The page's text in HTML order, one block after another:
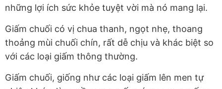
những lợi ích sức khỏe tuyệt vời mà nó mang lại.
Giấm chuối có vị chua thanh, ngọt nhẹ, thoang
thoảng mùi chuối chín, rất dễ chịu và khác biệt so
với các loại giấm thông thường.
Giấm chuối, giống như các loại giấm lên men tự